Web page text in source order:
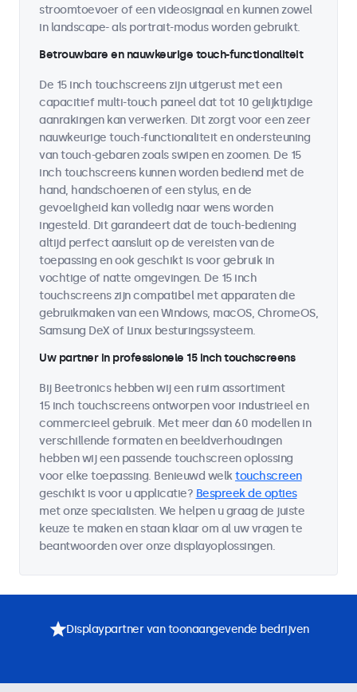
stroomtoevoer of een videosignaal en kunnen zowel
in landscape- als portrait-modus worden gebruikt.
Betrouwbare en nauwkeurige touch-functionaliteit
De 15 inch touchscreens zijn uitgerust met een
capacitief multi-touch paneel dat tot 10 gelijktijdige
aanrakingen kan verwerken. Dit zorgt voor een zeer
nauwkeurige touch-functionaliteit en ondersteuning
van touch-gebaren zoals swipen en zoomen. De 15
inch touchscreens kunnen worden bediend met de
hand, handschoenen of een stylus, en de
gevoeligheid kan volledig naar wens worden
ingesteld. Dit garandeert dat de touch-bediening
altijd perfect aansluit op de vereisten van de
toepassing en ook geschikt is voor gebruik in
vochtige of natte omgevingen. De 15 inch
touchscreens zijn compatibel met apparaten die
gebruikmaken van een Windows, macOS, ChromeOS,
Samsung DeX of Linux besturingssysteem.
Uw partner in professionele 15 inch touchscreens
Bij Beetronics hebben wij een ruim assortiment
15 inch touchscreens ontworpen voor industrieel en
commercieel gebruik. Met meer dan 60 modellen in
verschillende formaten en beeldverhoudingen
hebben wij een passende touchscreen oplossing
voor elke toepassing. Benieuwd welktouchscreen
geschikt is voor u applicatie? Bespreek de opties
met onze specialisten. We helpen u graag de juiste
keuze te maken en staan klaar om al uw vragen te
beantwoorden over onze displayoplossingen.
Displaypartner van toonaangevende bedrijven